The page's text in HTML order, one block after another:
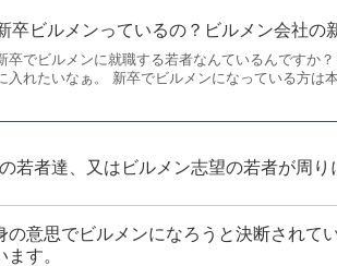
卒ビルメンっているの？ビルメン会社の
卒でビルメンに就職する若者なんているんですか
入れたいなぁ。 新卒でビルメンになっている方は
若者達、又はビルメン志望の若者が周り
の意思でビルメンになろうと決断されて
す。